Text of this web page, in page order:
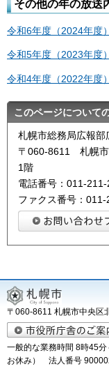
その他の年の放送
令和6年度（2024年度
令和5年度（2023年度
令和4年度（2022年度
このページについて
札幌市総務局広報部
〒060-8611 札幌
1階
電話番号：011-
ファクス番号：
〒060-8611 札幌市中央
一般的な業務時間 8時45
お休み） 法人番号